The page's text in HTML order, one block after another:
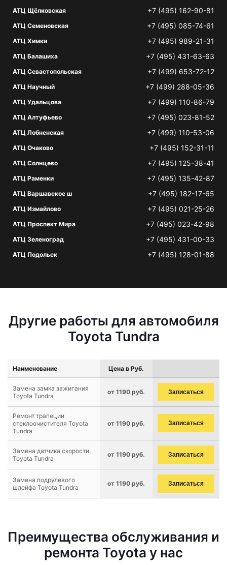
АТЦ Щёлковская +7 (495) 162-90-81
АТЦ Семеновская +7 (495) 085-74-61
АТЦ Химки +7 (495) 989-21-31
АТЦ Балашиха +7 (495) 431-63-63
АТЦ Севастопольская +7 (499) 653-72-12
АТЦ Научный +7 (499) 288-05-36
АТЦ Удальцова +7 (499) 110-86-79
АТЦ Алтуфьево +7 (495) 023-81-52
АТЦ Лобненская +7 (499) 110-53-06
АТЦ Очаково +7 (495) 152-31-11
АТЦ Солнцево +7 (495) 125-38-41
АТЦ Раменки +7 (495) 135-42-87
АТЦ Варшавское ш +7 (495) 182-17-65
АТЦ Измайлово +7 (495) 021-25-26
АТЦ Проспект Мира +7 (495) 023-42-98
АТЦ Зеленоград +7 (495) 431-00-33
АТЦ Подольск +7 (495) 128-01-88
Другие работы для автомобиля
Toyota Tundra
Наименование Цена в Руб.
Замена замка зажигания
Toyota Tundra
от 1190 руб. Записаться
Ремонт трапеции
стеклоочистителя Toyota
Tundra
от 1190 руб. Записаться
Замена датчика скорости
Toyota Tundra
от 1190 руб. Записаться
Замена подрулевого
шлейфа Toyota Tundra
от 1190 руб. Записаться
Преимущества обслуживания и
ремонта Toyota у нас